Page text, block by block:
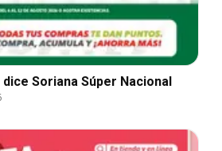
Soriana Súper Nacional